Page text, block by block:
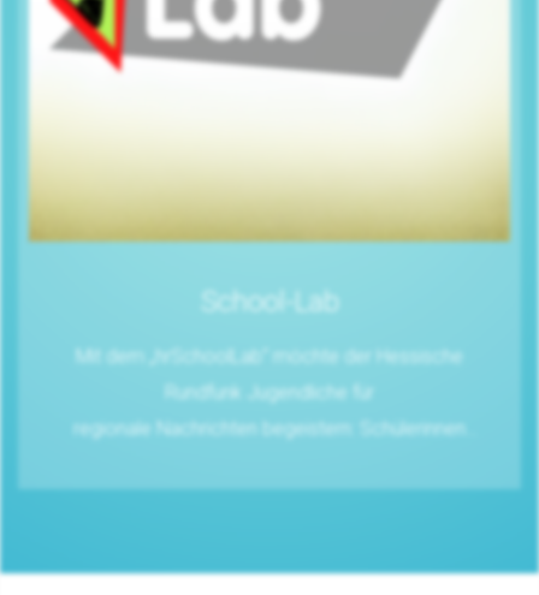
School-Lab
Mit dem „hrSchoolLab“ möchte der Hessische
Rundfunk Jugendliche für
regionale Nachrichten begeistern: Schülerinnen
weitere hessische Schülerinnen und Schüler die